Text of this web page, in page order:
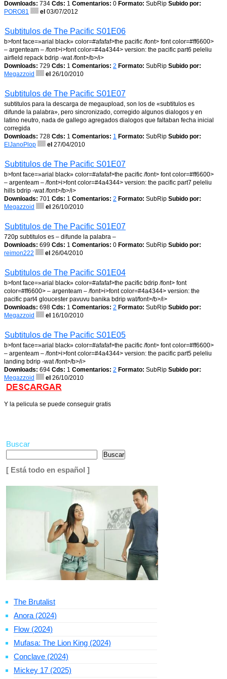
Downloads: 734 Cds: 1 Comentarios: 0 Formato: SubRip Subido por:
PORO81
el 03/07/2012
Subtitulos de The Pacific S01E06
b>font face=»arial black» color=#afafaf>the pacific /font> font color=#ff6600>
– argenteam – /font>i>font color=#4a4344> version: the pacific part6 peleliu
airfield repack bdrip -wat /font>/b>/i>
Downloads: 729 Cds: 1 Comentarios: 2 Formato: SubRip Subido por:
Megazzoid
el 26/10/2010
Subtitulos de The Pacific S01E07
subtitulos para la descarga de megaupload, son los de «subtitulos es
difunde la palabra», pero sincronizado, corregido algunos dialogos y en
latino neutro, nada de gallego agregados dialogos que faltaban fecha inicial
corregida
Downloads: 728 Cds: 1 Comentarios: 1 Formato: SubRip Subido por:
ElJanoPlop
el 27/04/2010
Subtitulos de The Pacific S01E07
b>font face=»arial black» color=#afafaf>the pacific /font> font color=#ff6600>
– argenteam – /font>i>font color=#4a4344> version: the pacific part7 peleliu
hills bdrip -wat /font>/b>/i>
Downloads: 701 Cds: 1 Comentarios: 2 Formato: SubRip Subido por:
Megazzoid
el 26/10/2010
Subtitulos de The Pacific S01E07
720p subtitulos es – difunde la palabra –
Downloads: 699 Cds: 1 Comentarios: 0 Formato: SubRip Subido por:
reimon222
el 26/04/2010
Subtitulos de The Pacific S01E04
b>font face=»arial black» color=#afafaf>the pacific bdrip /font> font
color=#ff6600> – argenteam – /font>i>font color=#4a4344> version: the
pacific part4 gloucester pavuvu banika bdrip wat/font>/b>/i>
Downloads: 698 Cds: 1 Comentarios: 2 Formato: SubRip Subido por:
Megazzoid
el 16/10/2010
Subtitulos de The Pacific S01E05
b>font face=»arial black» color=#afafaf>the pacific /font> font color=#ff6600>
– argenteam – /font>i>font color=#4a4344> version: the pacific part5 peleliu
landing bdrip -wat /font>/b>/i>
Downloads: 694 Cds: 1 Comentarios: 2 Formato: SubRip Subido por:
Megazzoid
el 26/10/2010
Y la pelicula se puede conseguir gratis
Buscar
Buscar
[ Está todo en español ]
The Brutalist
Anora (2024)
Flow (2024)
Mufasa: The Lion King (2024)
Conclave (2024)
Mickey 17 (2025)